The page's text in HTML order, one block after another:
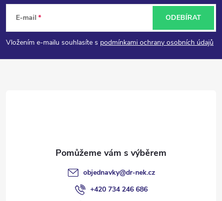
p
E-mail
Vložením e-mailu souhlasíte s podmínkami ochrany osobních údajů
ODEBÍRAT
objednavky@dr-nek.cz
+420 734 246 686